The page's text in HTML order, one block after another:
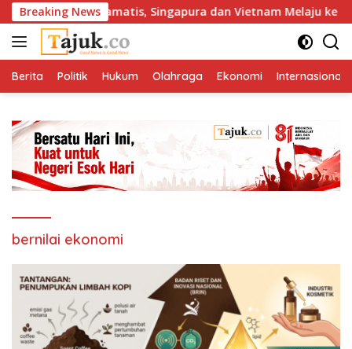
Langsung
ke
konten
Breaking News
Tersingkir Dramatis, Singapura dan Vietnam Melaju ke
Berita Politik Hukum Olahraga Ekonomi Internasional
bernilai ekonomi